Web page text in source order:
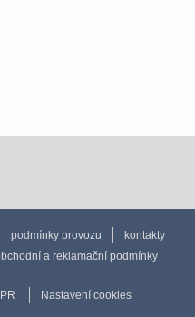
podmínky provozu
kontakty
a reklamační podmínky
Nastavení cookies